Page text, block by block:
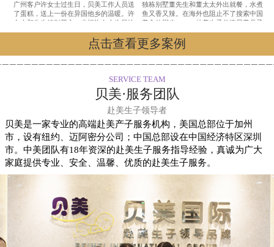
广州客户许女士过生日，贝美工作人员送
了蛋糕，送上一份在异国他乡的温暖。许
女士和先生特别开心，也祝许女士生日快
乐。——赴美生子首选贝美月子中心
独栋别墅董先生和董太太外出就餐，水煮
鱼又香又辣。在海外也阻止不了搜索中国
美食的脚步。——赴美生子首选贝美月子
中心
点击查看更多案例
SERVICE TEAM
贝美·服务团队
赴美生子领导者
贝美是一家专业的高端赴美产子服务机构，美国总部位于加州
市，设有纽约、迈阿密分公司；中国总部设在中国经济特区深圳
市。中美团队有18年资深的赴美生子服务指导经验，真诚为广大
家庭提供专业、安全、温馨、优质的赴美生子服务。